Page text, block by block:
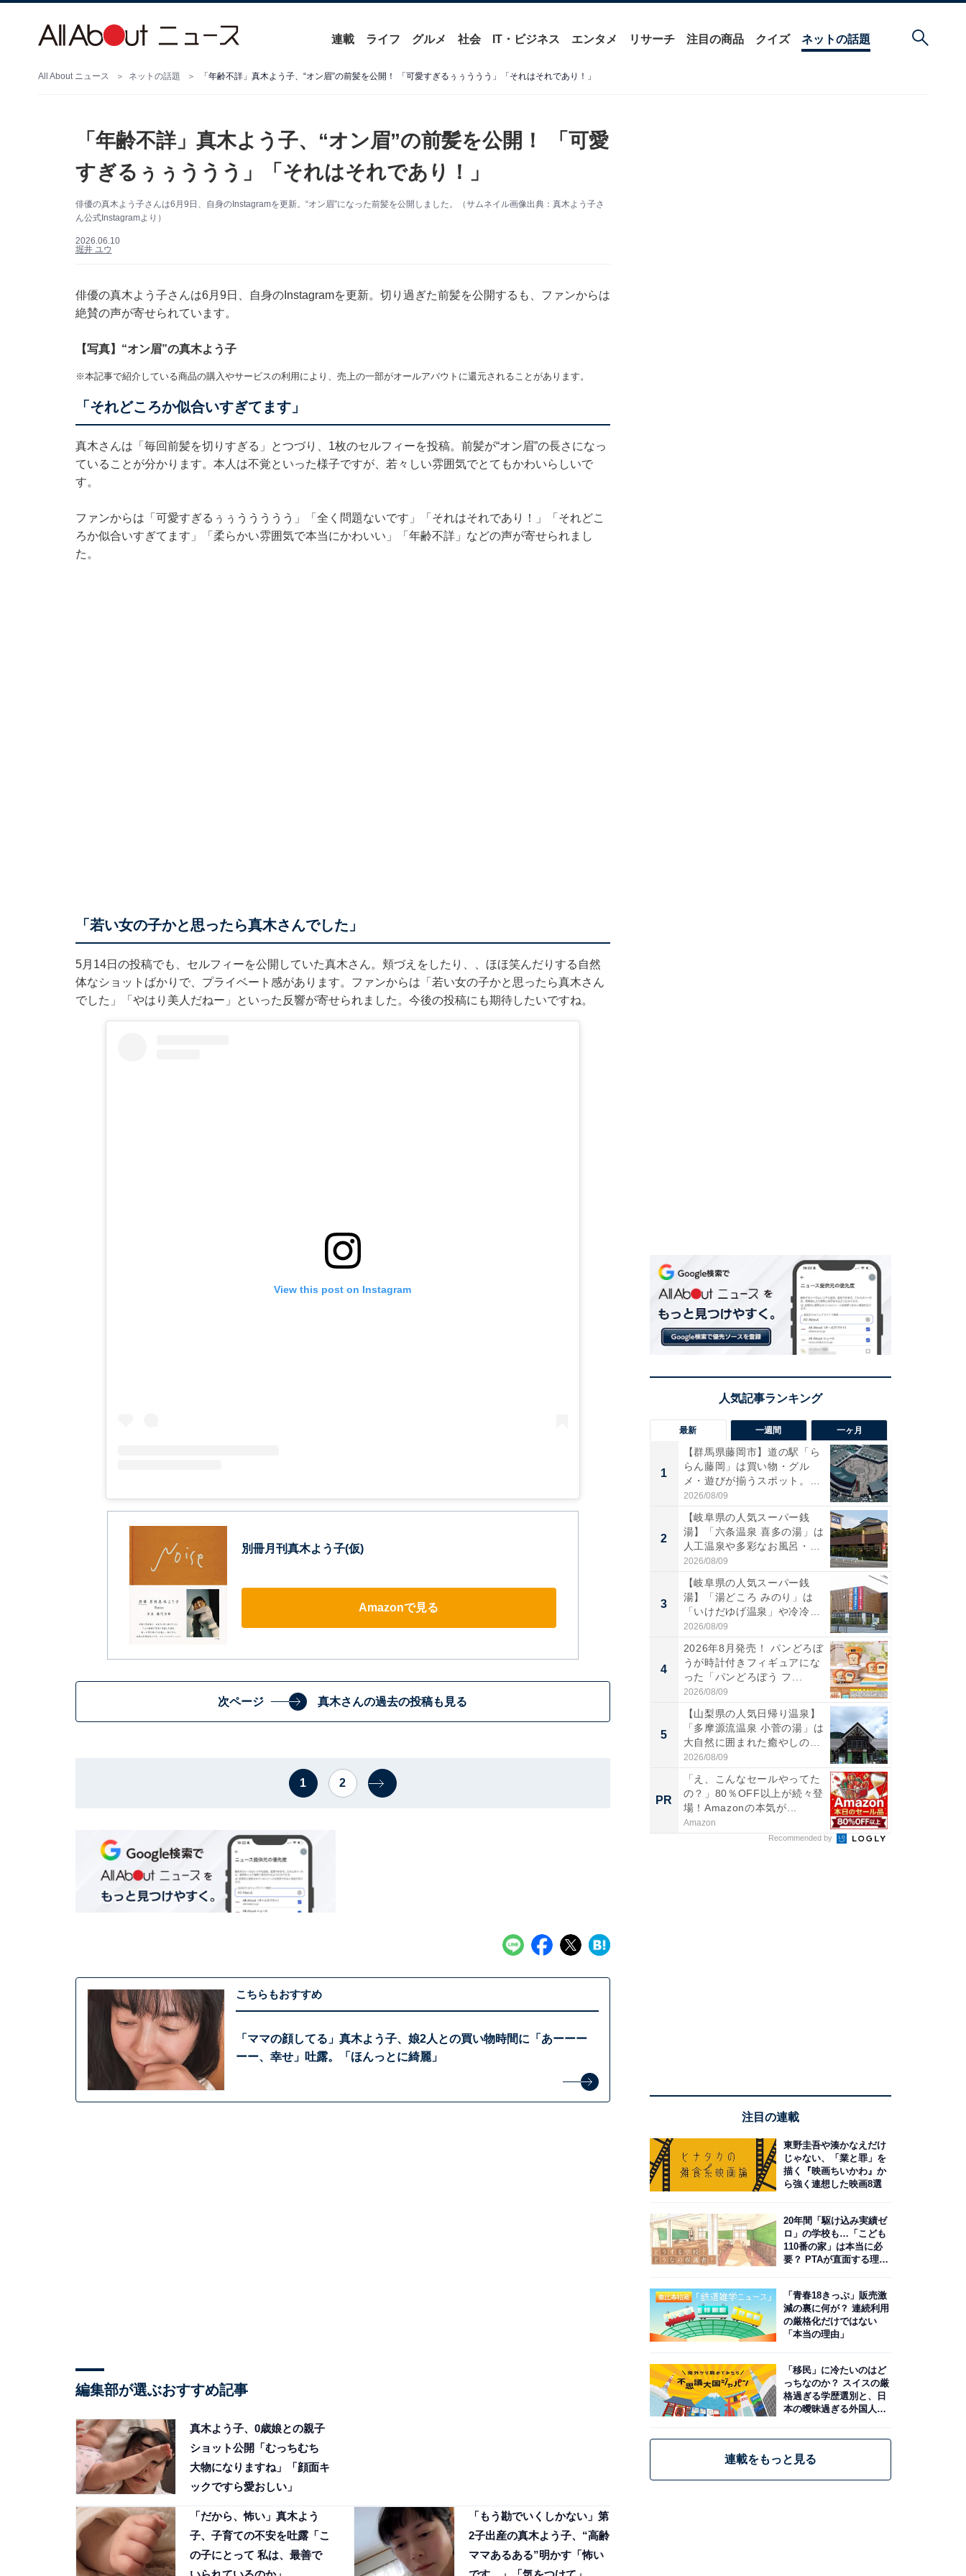
連載 ライフ グルメ 社会 IT・ビジネス エンタメ リサーチ 注目の商品 クイズ ネットの話題
All About ニュース ネットの話題 「年齢不詳」真木よう子、“オン眉”の前髪を公開！ 「可愛すぎるぅぅううう」「それはそれであり！」
「年齢不詳」真木よう子、“オン眉”の前髪を公開！ 「可愛
すぎるぅぅううう」「それはそれであり！」
俳優の真木よう子さんは6月9日、自身のInstagramを更新。“オン眉”になった前髪を公開しました。（サムネイル画像出典：真木よう子さ
ん公式Instagramより）
2026.06.10
堀井 ユウ
俳優の真木よう子さんは6月9日、自身のInstagramを更新。切り過ぎた前髪を公開するも、ファンからは
絶賛の声が寄せられています。
【写真】“オン眉”の真木よう子
※本記事で紹介している商品の購入やサービスの利用により、売上の一部がオールアバウトに還元されることがあります。
「それどころか似合いすぎてます」
真木さんは「毎回前髪を切りすぎる」とつづり、1枚のセルフィーを投稿。前髪が“オン眉”の長さになっ
ていることが分かります。本人は不覚といった様子ですが、若々しい雰囲気でとてもかわいらしいで
す。
ファンからは「可愛すぎるぅぅううううう」「全く問題ないです」「それはそれであり！」「それどこ
ろか似合いすぎてます」「柔らかい雰囲気で本当にかわいい」「年齢不詳」などの声が寄せられまし
た。
「若い女の子かと思ったら真木さんでした」
5月14日の投稿でも、セルフィーを公開していた真木さん。頬づえをしたり、、ほほ笑んだりする自然
体なショットばかりで、プライベート感があります。ファンからは「若い女の子かと思ったら真木さん
でした」「やはり美人だねー」といった反響が寄せられました。今後の投稿にも期待したいですね。
View this post on Instagram
別冊月刊真木よう子(仮)
Amazonで見る
次ページ 真木さんの過去の投稿も見る
1 2
こちらもおすすめ
「ママの顔してる」真木よう子、娘2人との買い物時間に「あーーー
ーー、幸せ」吐露。「ほんっとに綺麗」
編集部が選ぶおすすめ記事
真木よう子、0歳娘との親子
ショット公開「むっちむち
大物になりますね」「顔面キ
ックですら愛おしい」
「だから、怖い」真木よう
子、子育ての不安を吐露「こ
の子にとって 私は、最善で
「もう勘でいくしかない」第
2子出産の真木よう子、“高齢
ママあるある”明かす「怖い
最新 一週間 一ヶ月
1
【群馬県藤岡市】道の駅「ら
らん藤岡」は買い物・グル
メ・遊びが揃うスポット。全
国で...
2026/08/09
2
【岐阜県の人気スーパー銭
湯】「六条温泉 喜多の湯」は
人工温泉や多彩なお風呂・岩
盤...
2026/08/09
3
【岐阜県の人気スーパー銭
湯】「湯どころ みのり」は
「いけだゆげ温泉」や冷冷交
代浴...
2026/08/09
4
2026年8月発売！ パンどろぼ
うが時計付きフィギュアにな
った「パンどろぼう フ...
2026/08/09
5
【山梨県の人気日帰り温泉】
「多摩源流温泉 小菅の湯」は
大自然に囲まれた癒やしの
施...
2026/08/09
PR
「え、こんなセールやってた
の？」80％OFF以上が続々登
場！Amazonの本気が...
Amazon
Recommended by
注目の連載
東野圭吾や湊かなえだけ
じゃない、「業と罪」を
描く『映画ちいかわ』か
ら強く連想した映画8選
20年間「駆け込み実績ゼ
ロ」の学校も…「こども
110番の家」は本当に必
要？ PTAが直面する理想
「青春18きっぷ」販売激
減の裏に何が？ 連続利用
の厳格化だけではない
「本当の理由」
「移民」に冷たいのはど
っちなのか？ スイスの厳
格過ぎる学歴選別と、日
本の曖昧過ぎる外国人政
連載をもっと見る